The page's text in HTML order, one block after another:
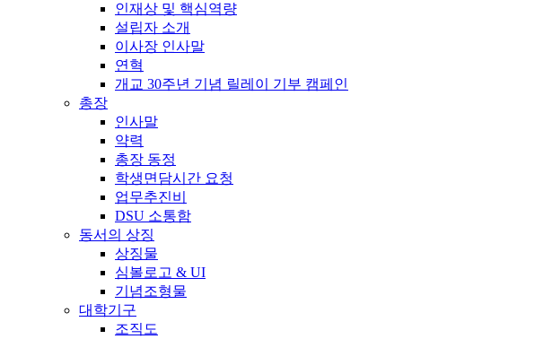
인재상 및 핵심역량
설립자 소개
이사장 인사말
연혁
개교 30주년 기념 릴레이 기부 캠페인
총장
인사말
약력
총장 동정
학생면담시간 요청
업무추진비
DSU 소통함
동서의 상징
상징물
심볼로고 & UI
기념조형물
대학기구
조직도